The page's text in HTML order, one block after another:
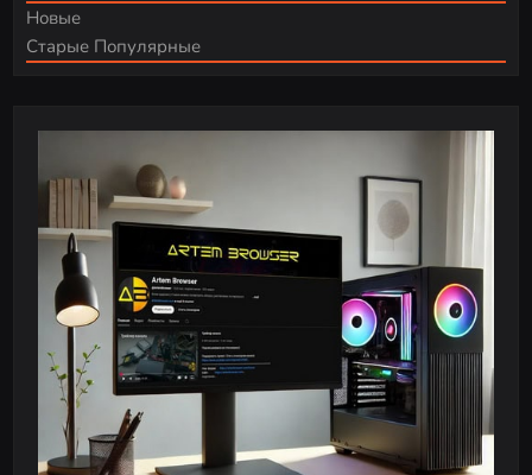
Новые
Старые Популярные